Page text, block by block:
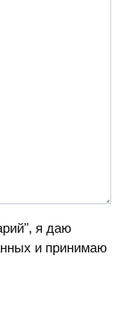
я даю
и принимаю